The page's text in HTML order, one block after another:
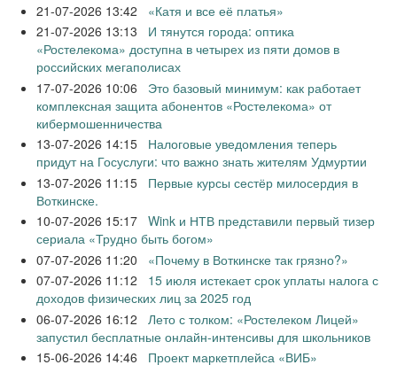
21-07-2026 13:42
«Катя и все её платья»
21-07-2026 13:13
И тянутся города: оптика
«Ростелекома» доступна в четырех из пяти домов в
российских мегаполисах
17-07-2026 10:06
Это базовый минимум: как работает
комплексная защита абонентов «Ростелекома» от
кибермошенничества
13-07-2026 14:15
Налоговые уведомления теперь
придут на Госуслуги: что важно знать жителям Удмуртии
13-07-2026 11:15
Первые курсы сестёр милосердия в
Воткинске.
10-07-2026 15:17 Wink и НТВ представили первый тизер
сериала «Трудно быть богом»
07-07-2026 11:20
«Почему в Воткинске так грязно?»
07-07-2026 11:12
15 июля истекает срок уплаты налога с
доходов физических лиц за 2025 год
06-07-2026 16:12
Лето с толком: «Ростелеком Лицей»
запустил бесплатные онлайн-интенсивы для школьников
15-06-2026 14:46
Проект маркетплейса «ВИБ»